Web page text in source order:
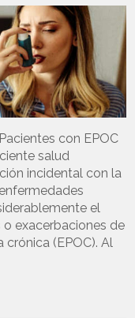
con EPOC
salud
incidental con la
el
exacerbaciones de
(EPOC). Al